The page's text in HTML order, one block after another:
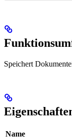
Speichert
Name